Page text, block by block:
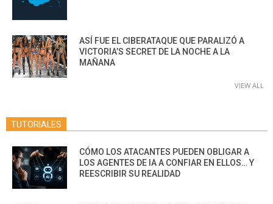
ASÍ FUE EL CIBERATAQUE QUE PARALIZÓ A
VICTORIA’S SECRET DE LA NOCHE A LA
MAÑANA
VIEW ALL
TUTORIALES
CÓMO LOS ATACANTES PUEDEN OBLIGAR A
LOS AGENTES DE IA A CONFIAR EN ELLOS… Y
REESCRIBIR SU REALIDAD